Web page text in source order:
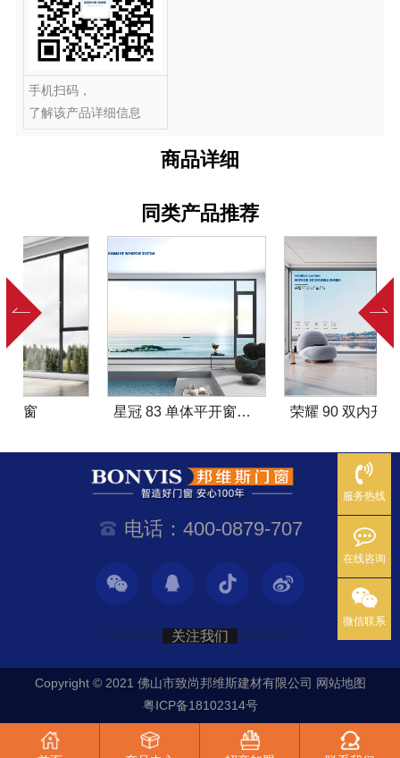
手机扫码，
了解该产品详细信息
商品详细
同类产品推荐
星冠 83 单体平开窗系统 荣耀 90 双内开窗系统
电话：400-0879-707
关注我们
Copyright © 2021 佛山市致尚邦维斯建材有限公司 网站地图
粤ICP备18102314号
服务热线
在线咨询
微信联系